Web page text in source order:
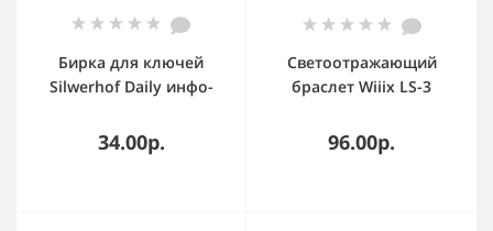
Бирка для ключей
Silwerhof Daily инфо-
пластиковый пакет, 10
34.00р.
Светоотражающий
браслет Wiiix LS-3
96.00р.